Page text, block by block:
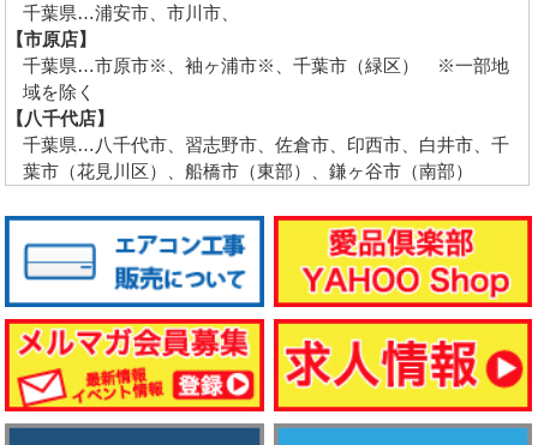
千葉県…浦安市、市川市、
【市原店】
千葉県…市原市※、袖ヶ浦市※、千葉市（緑区） ※一部地
域を除く
【八千代店】
千葉県…八千代市、習志野市、佐倉市、印西市、白井市、千
葉市（花見川区）、船橋市（東部）、鎌ヶ谷市（南部）